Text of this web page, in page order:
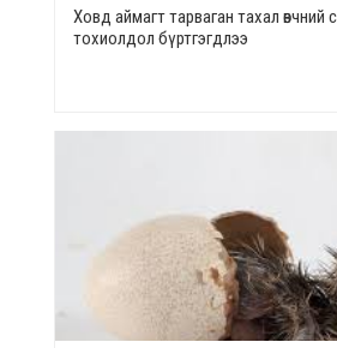
Ховд аймагт тарваган тахал өвчний
тохиолдол бүртгэгдлээ